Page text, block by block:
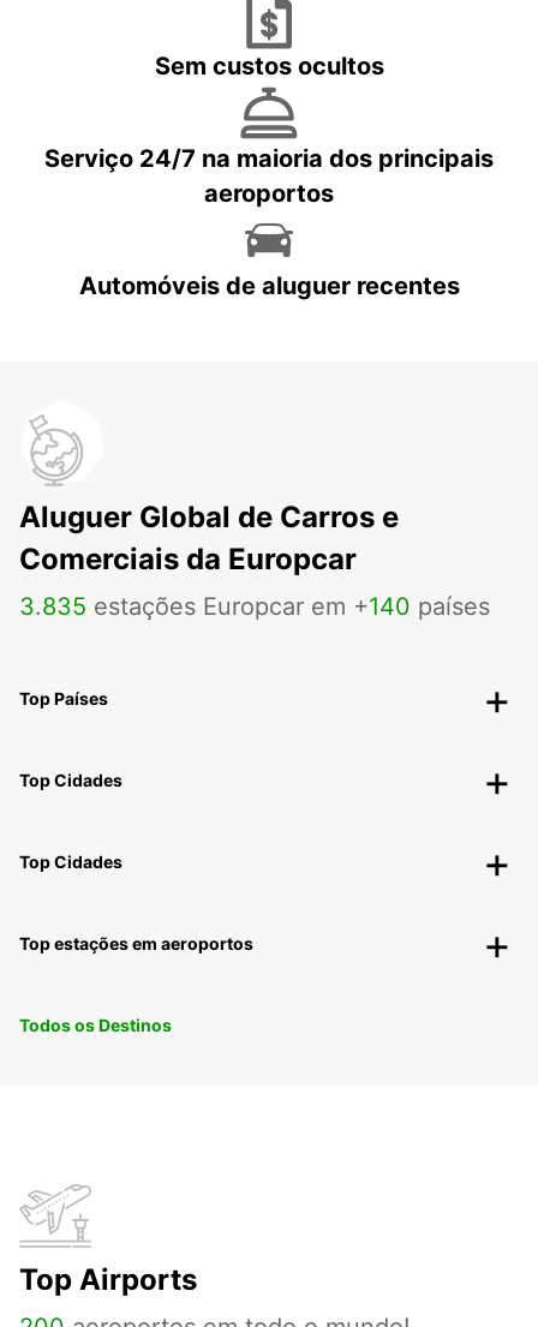
Sem custos ocultos
Serviço 24/7 na maioria dos principais
aeroportos
Automóveis de aluguer recentes
Aluguer Global de Carros e
Comerciais da Europcar
3.835 estações Europcar em +140 países
Top Países
Top Cidades
Top Cidades
Top estações em aeroportos
Todos os Destinos
Top Airports